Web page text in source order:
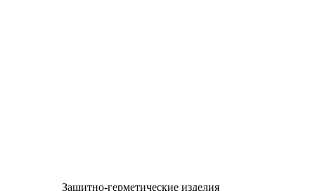
Защитно-герметические изделия